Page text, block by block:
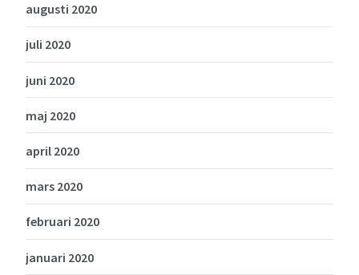
augusti 2020
juli 2020
juni 2020
maj 2020
april 2020
mars 2020
februari 2020
januari 2020